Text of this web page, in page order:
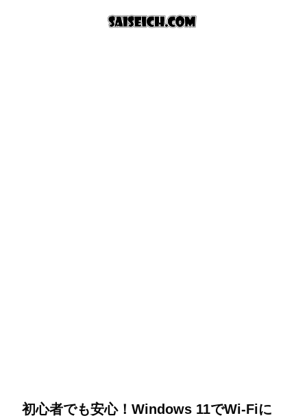
初心者でも安心！Windows 11でWi-Fiに